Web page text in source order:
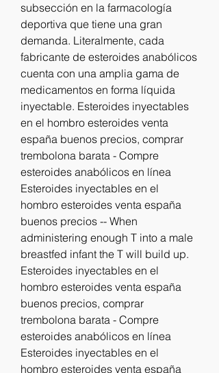
subsección en la farmacología
deportiva que tiene una gran
demanda. Literalmente, cada
fabricante de esteroides anabólicos
cuenta con una amplia gama de
medicamentos en forma líquida
inyectable. Esteroides inyectables
en el hombro esteroides venta
españa buenos precios, comprar
trembolona barata - Compre
esteroides anabólicos en línea
Esteroides inyectables en el
hombro esteroides venta españa
buenos precios -- When
administering enough T into a male
breastfed infant the T will build up.
Esteroides inyectables en el
hombro esteroides venta españa
buenos precios, comprar
trembolona barata - Compre
esteroides anabólicos en línea
Esteroides inyectables en el
hombro esteroides venta españa